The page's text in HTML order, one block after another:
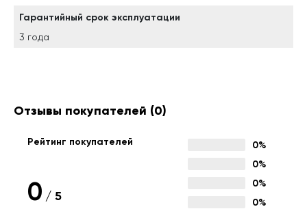
Гарантийный срок эксплуатации
3 года
Отзывы покупателей (0)
Рейтинг покупателей
0 / 5
0%
0%
0%
0%